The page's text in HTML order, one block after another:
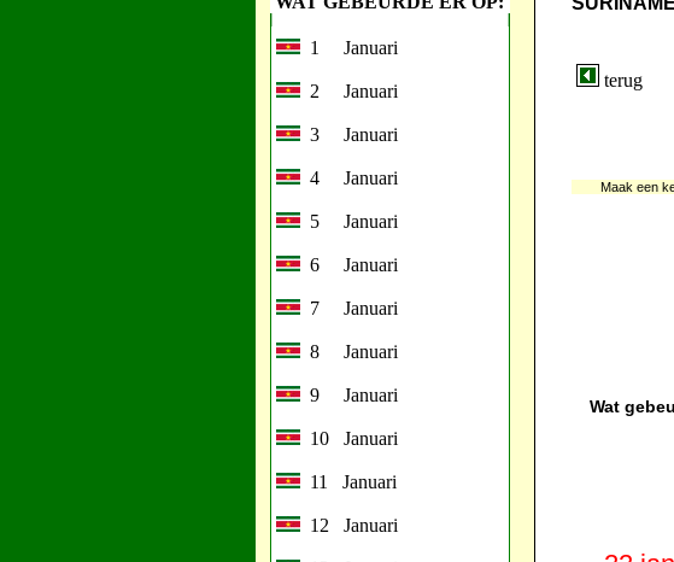
1 Januari
2 Januari
3 Januari
4 Januari
5 Januari
6 Januari
7 Januari
8 Januari
9 Januari
10 Januari
11 Januari
12 Januari
terug
Maak een
Wat